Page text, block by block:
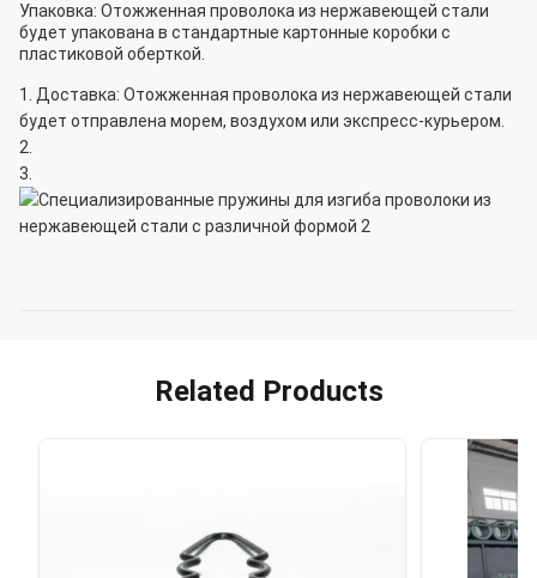
Упаковка: Отожженная проволока из нержавеющей стали
будет упакована в стандартные картонные коробки с
пластиковой оберткой.
Доставка: Отожженная проволока из нержавеющей стали
будет отправлена морем, воздухом или экспресс-курьером.
Related Products